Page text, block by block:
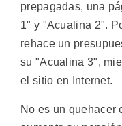
prepagadas, una
1" y "Acualina 2".
rehace un
su "Acualina 3",
el sitio en Internet.
No es un quehacer